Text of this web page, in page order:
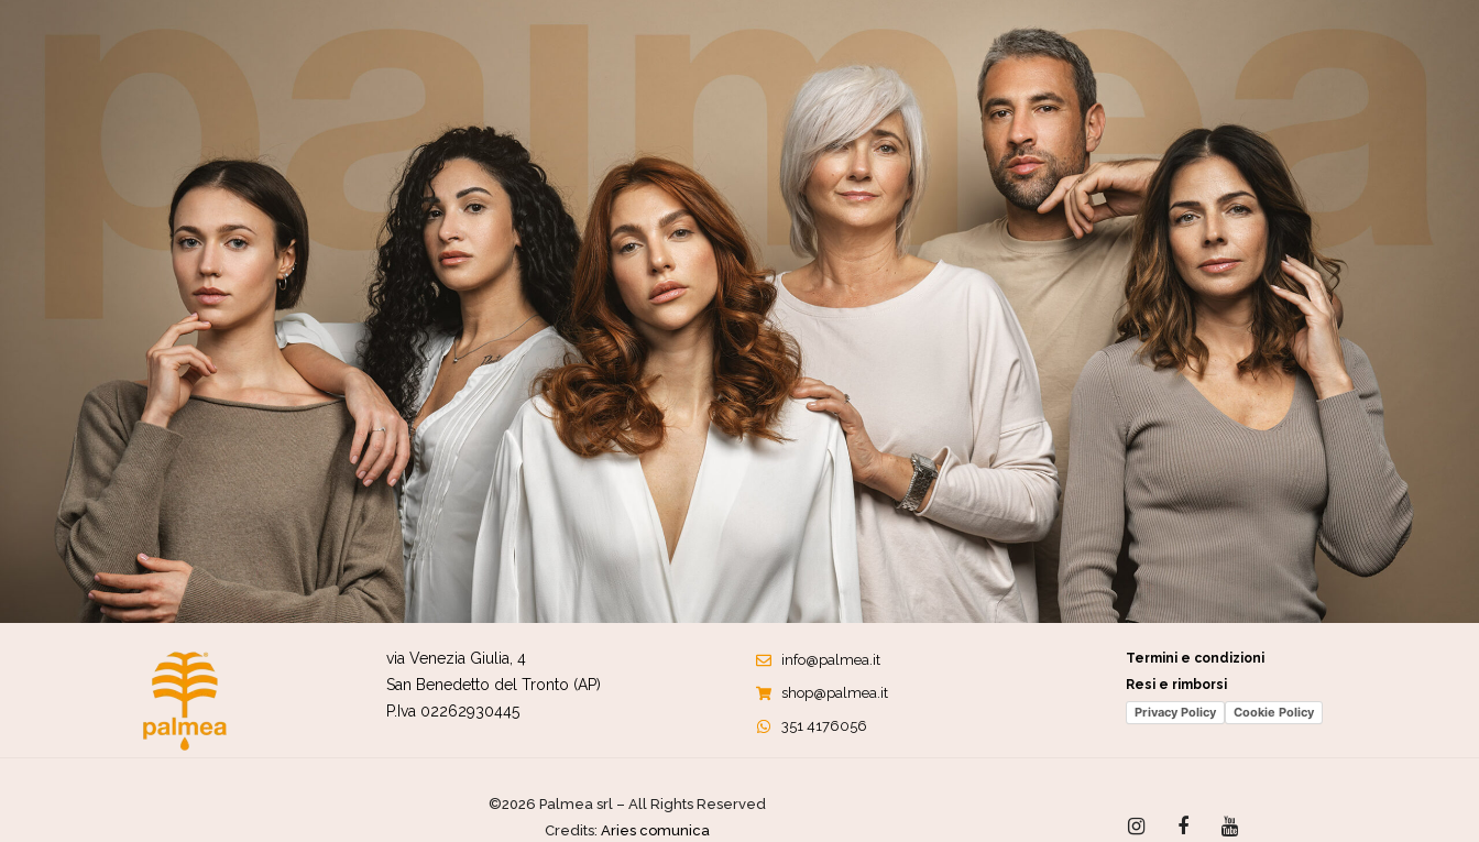
via Venezia Giulia, 4
San Benedetto del Tronto (AP)
P.Iva 02262930445
info@palmea.it
shop@palmea.it
351 4176056
Termini e condizioni
Resi e rimborsi
Privacy Policy
Cookie Policy
©2026 Palmea srl – All Rights Reserved
Credits: Aries comunica